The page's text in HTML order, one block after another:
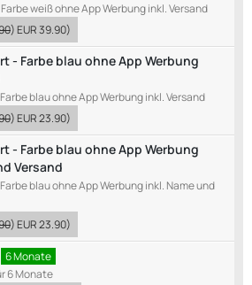
weiß ohne App Werbung inkl. Versand
)EUR 39.90)
- Farbe blau ohne App Werbung
blau ohne App Werbung inkl. Versand
)EUR 23.90)
- Farbe blau ohne App Werbung
Versand
blau ohne App Werbung inkl. Name und
)EUR 23.90)
6 Monate
6 Monate